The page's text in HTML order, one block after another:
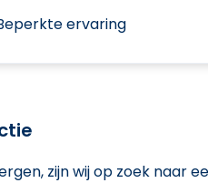
ervaring
zijn wij op zoek naar